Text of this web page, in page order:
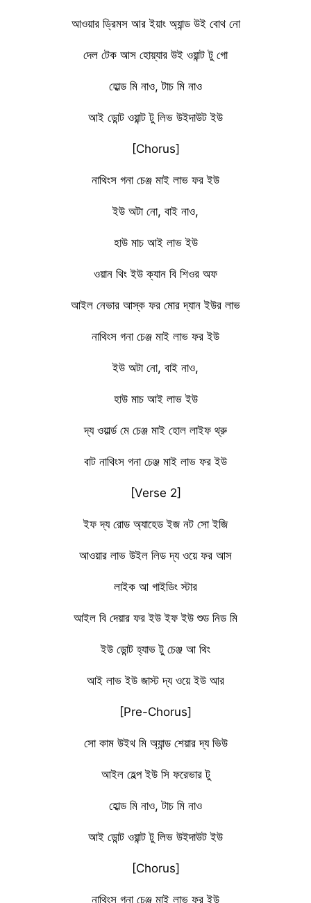
আওয়ার ড্রিমস আর ইয়াং অ্যান্ড উই বোথ নো
দেল টেক আস হোয়্যার উই ওয়ান্ট টু গো
হোল্ড মি নাও, টাচ মি নাও
আই ডোন্ট ওয়ান্ট টু লিভ উইদাউট ইউ
[Chorus]
নাথিংস গনা চেঞ্জ মাই লাভ ফর ইউ
ইউ অটা নো, বাই নাও,
হাউ মাচ আই লাভ ইউ
ওয়ান থিং ইউ ক্যান বি শিওর অফ
আইল নেভার আস্ক ফর মোর দ্যান ইউর লাভ
নাথিংস গনা চেঞ্জ মাই লাভ ফর ইউ
ইউ অটা নো, বাই নাও,
হাউ মাচ আই লাভ ইউ
দ্য ওয়ার্ল্ড মে চেঞ্জ মাই হোল লাইফ থ্রু
বাট নাথিংস গনা চেঞ্জ মাই লাভ ফর ইউ
[Verse 2]
ইফ দ্য রোড অ্যাহেড ইজ নট সো ইজি
আওয়ার লাভ উইল লিড দ্য ওয়ে ফর আস
লাইক আ গাইডিং স্টার
আইল বি দেয়ার ফর ইউ ইফ ইউ শুড নিড মি
ইউ ডোন্ট হ্যাভ টু চেঞ্জ আ থিং
আই লাভ ইউ জাস্ট দ্য ওয়ে ইউ আর
[Pre-Chorus]
সো কাম উইথ মি অ্যান্ড শেয়ার দ্য ভিউ
আইল হেল্প ইউ সি ফরেভার টু
হোল্ড মি নাও, টাচ মি নাও
আই ডোন্ট ওয়ান্ট টু লিভ উইদাউট ইউ
[Chorus]
নাথিংস গনা চেঞ্জ মাই লাভ ফর ইউ